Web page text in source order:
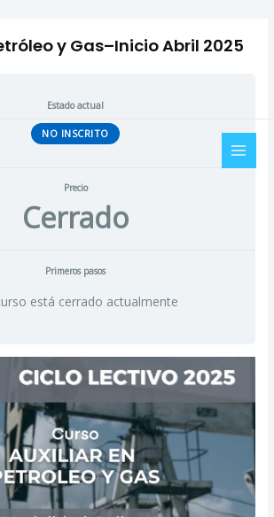
y Gas–Inicio Abril 2025
Estado actual
NO INSCRITO
Precio
Cerrado
Primeros pasos
está cerrado actualmente